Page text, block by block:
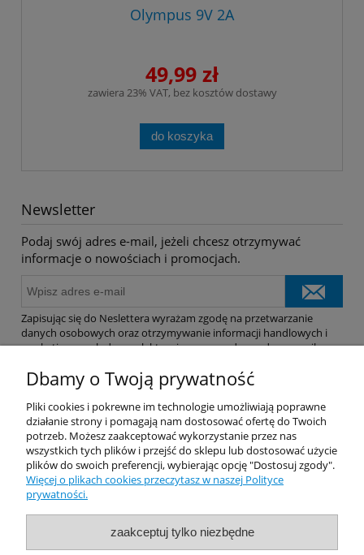
Olympus 9V 2A
49,99 zł
zawiera 23% VAT, bez kosztów dostawy
do koszyka
Newsletter
Podaj swój adres e-mail, jeżeli chcesz otrzymywać
informacje o nowościach i promocjach.
Zapisując się do Neslettera wyrażam zgodę na przetwarzanie
danych osobowych oraz otrzymywanie informacji handlowych i
marketingowych drogą elektroniczną na podany adres e-mail.
Pomoc
Dostawa
Moje konto
Dbamy o Twoją prywatność
Pliki cookies i pokrewne im technologie umożliwiają poprawne
działanie strony i pomagają nam dostosować ofertę do Twoich
potrzeb. Możesz zaakceptować wykorzystanie przez nas
wszystkich tych plików i przejść do sklepu lub dostosować użycie
plików do swoich preferencji, wybierając opcję "Dostosuj zgody".
Więcej o plikach cookies przeczytasz w naszej Polityce
prywatności.
zaakceptuj tylko niezbędne